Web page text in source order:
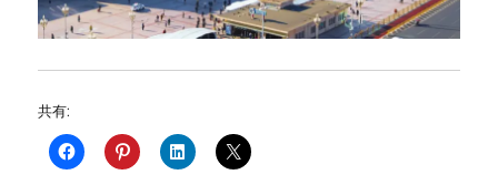
共有: